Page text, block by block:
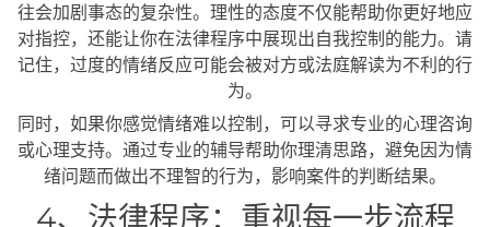
往会加剧事态的复杂性。理性的态度不仅能帮助你更好地应
对指控，还能让你在法律程序中展现出自我控制的能力。请
记住，过度的情绪反应可能会被对方或法庭解读为不利的行
为。
同时，如果你感觉情绪难以控制，可以寻求专业的心理咨询
或心理支持。通过专业的辅导帮助你理清思路，避免因为情
绪问题而做出不理智的行为，影响案件的判断结果。
4、法律程序：重视每一步流程